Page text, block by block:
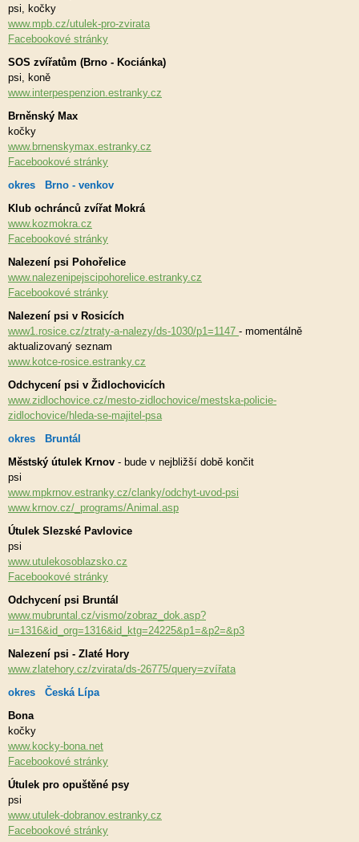
psi, kočky
www.mpb.cz/utulek-pro-zvirata
Facebookové stránky
SOS zvířatům (Brno - Kociánka)
psi, koně
www.interpespenzion.estranky.cz
Brněnský Max
kočky
www.brnenskymax.estranky.cz
Facebookové stránky
okres Brno - venkov
Klub ochránců zvířat Mokrá
www.kozmokra.cz
Facebookové stránky
Nalezení psi Pohořelice
www.nalezenipejscipohorelice.estranky.cz
Facebookové stránky
Nalezení psi v Rosicích
www1.rosice.cz/ztraty-a-nalezy/ds-1030/p1=1147 - momentálně
aktualizovaný seznam
www.kotce-rosice.estranky.cz
Odchycení psi v Židlochovicích
www.zidlochovice.cz/mesto-zidlochovice/mestska-policie-
zidlochovice/hleda-se-majitel-psa
okres Bruntál
Městský útulek Krnov - bude v nejbližší době končit
psi
www.mpkrnov.estranky.cz/clanky/odchyt-uvod-psi
www.krnov.cz/_programs/Animal.asp
Útulek Slezské Pavlovice
psi
www.utulekosoblazsko.cz
Facebookové stránky
Odchycení psi Bruntál
www.mubruntal.cz/vismo/zobraz_dok.asp?
u=1316&id_org=1316&id_ktg=24225&p1=&p2=&p3
Nalezení psi - Zlaté Hory
www.zlatehory.cz/zvirata/ds-26775/query=zvířata
okres Česká Lípa
Bona
kočky
www.kocky-bona.net
Facebookové stránky
Útulek pro opuštěné psy
psi
www.utulek-dobranov.estranky.cz
Facebookové stránky